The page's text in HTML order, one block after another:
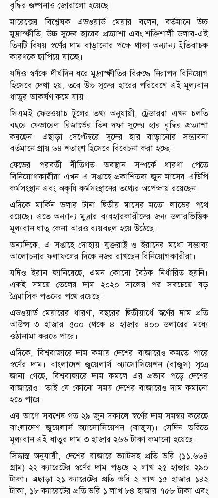
বৃদ্ধির জল্পনাও জোরালো হয়েছে।
মারেক্সের বিশ্লেষক এডওয়ার্ড মেয়ার বলেন, বর্তমানে উচ্চ
মুদ্রাস্ফীতি, উচ্চ সুদের হারের প্রত্যাশা এবং শক্তিশালী ডলার-এই
তিনটি বিষয় স্বর্ণের দাম বাড়ানোর পক্ষে থাকা অন্যান্য ইতিবাচক
কারণকে ছাপিয়ে যাচ্ছে।
যদিও স্বর্ণকে দীর্ঘদিন ধরে মুদ্রাস্ফীতির বিরুদ্ধে নিরাপদ বিনিয়োগ
হিসেবে দেখা হয়, তবে উচ্চ সুদের হারের পরিবেশে এই মূল্যবান
ধাতুর আকর্ষণ কমে যায়।
সিএমই ফেডওয়াচ টুলের তথ্য অনুযায়ী, ট্রেডাররা এখন চলতি
বছরে ফেডারেল রিজার্ভের তিন দফা সুদের হার বৃদ্ধির প্রত্যাশা
করছেন। এছাড়া সেপ্টেম্বরে সুদের হার বাড়ানোর সম্ভাবনা
বর্তমানে প্রায় ৬৪ শতাংশ হিসেবে বিবেচনা করা হচ্ছে।
ফেডের পরবর্তী নীতিগত অবস্থান সম্পর্কে ধারণা পেতে
বিনিয়োগকারীরা এখন এ সপ্তাহে প্রকাশিতব্য জুন মাসের এডিপি
কর্মসংস্থান এবং অকৃষি কর্মসংস্থানের তথ্যের অপেক্ষায় রয়েছেন।
এদিকে মার্কিন ডলার টানা দ্বিতীয় মাসের মতো লাভের পথে
রয়েছে। এতে অন্যান্য মুদ্রার ব্যবহারকারীদের জন্য ডলারভিত্তিক
মূল্যবান ধাতু কেনা আরও ব্যয়বহুল হয়ে উঠেছে।
অন্যদিকে, এ সপ্তাহে দোহায় যুক্তরাষ্ট্র ও ইরানের মধ্যে সম্ভাব্য
আলোচনার ফলাফলের দিকে নজর রাখছেন বিনিয়োগকারীরা।
যদিও ইরান জানিয়েছে, এমন কোনো বৈঠক নির্ধারিত হয়নি।
একই সময়ে তেলের দাম ২০২০ সালের পর সবচেয়ে বড়
ত্রৈমাসিক পতনের পথে রয়েছে।
এডওয়ার্ড মেয়ারের ধারণা, বছরের দ্বিতীয়ার্ধে স্বর্ণের দাম প্রতি
আউন্স ৩ হাজার ৫০০ থেকে ৪ হাজার ৪০০ ডলারের মধ্যে
ওঠানামা করতে পারে।
এদিকে, বিশ্ববাজারে দাম কমায় দেশের বাজারেও কমতে পারে
স্বর্ণের দাম। বাংলাদেশ জুয়েলার্স অ্যাসোসিয়েশন (বাজুস) সূত্রে
জানা গেছে, বিশ্ববাজারে দাম কমলে এর প্রভাব পড়ে দেশের
বাজারেও। তাই যে কোনো সময় দেশের বাজারেও দাম কমানো
হতে পারে।
এর আগে সবশেষ গত ২৯ জুন সকালে স্বর্ণের দাম সমন্বয় করেছে
বাংলাদেশ জুয়েলার্স অ্যাসোসিয়েশন (বাজুস)। সেদিন ভরিতে
মূল্যবান এই ধাতুর দাম ৩ হাজার ২৬৬ টাকা কমানো হয়েছে।
সিদ্ধান্ত অনুযায়ী, দেশের বাজারে ভ্যাটসহ প্রতি ভরি (১১.৬৬৪
গ্রাম) ২২ ক্যারেটের স্বর্ণের দাম পড়ছে ২ লাখ ২৫ হাজার ২৯০
টাকা। এছাড়া ২১ ক্যারেটের প্রতি ভরি ২ লাখ ১৫ হাজার ১৪২
টাকা, ১৮ ক্যারেটের প্রতি ভরি ১ লাখ ৮৪ হাজার ৭৫৮ টাকা এবং